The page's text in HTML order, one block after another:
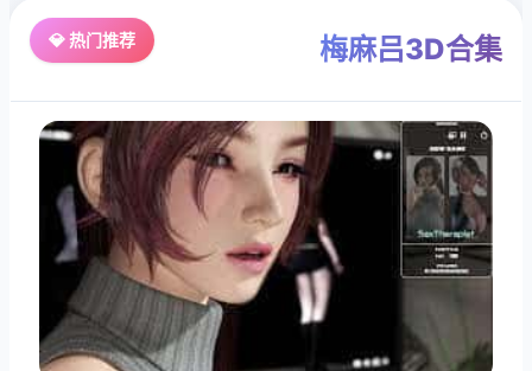
💎 热门推荐 梅麻吕3D合集